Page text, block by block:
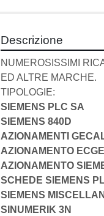
Descrizione
NUMEROSISSIMI
ED ALTRE MARCHE.
TIPOLOGIE:
SIEMENS PLC SA
SIEMENS 840D
AZIONAMENTI
AZIONAMENTO ECGE
AZIONAMENTO
SCHEDE SIEMENS
SIEMENS
SINUMERIK 3N